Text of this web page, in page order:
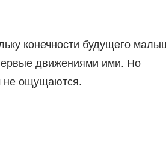
конечности будущего
движениями ими. Но
не ощущаются.